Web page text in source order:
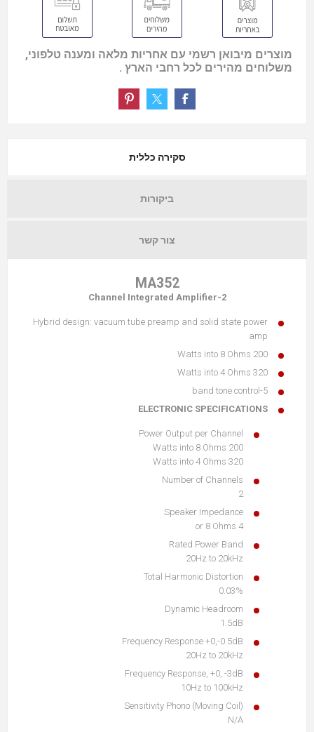
מוצרים מיבואן רשמי עם אחריות מלאה ומענה טלפוני,
משלוחים מהירים לכל רחבי הארץ .
סקירה כללית
ביקורות
צור קשר
MA352
2-Channel Integrated Amplifier
Hybrid design: vacuum tube preamp and solid state power
amp
200 Watts into 8 Ohms
320 Watts into 4 Ohms
5-band tone control
ELECTRONIC SPECIFICATIONS
Power Output per Channel
200 Watts into 8 Ohms
320 Watts into 4 Ohms
Number of Channels
2
Speaker Impedance
4 or 8 Ohms
Rated Power Band
20Hz to 20kHz
Total Harmonic Distortion
0.03%
Dynamic Headroom
1.5dB
Frequency Response +0,-0.5dB
20Hz to 20kHz
Frequency Response, +0, -3dB
10Hz to 100kHz
Sensitivity Phono (Moving Coil)
N/A